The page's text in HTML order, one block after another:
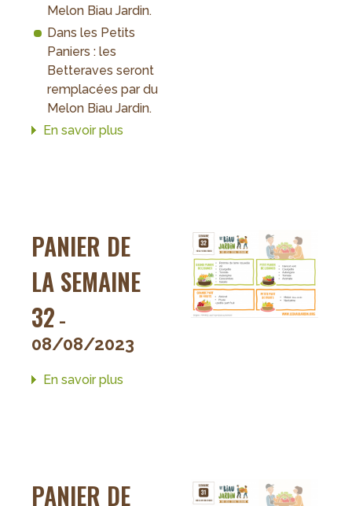
Melon Biau Jardin.
Dans les Petits
Paniers : les
Betteraves seront
remplacées par du
Melon Biau Jardin.
En savoir plus
de
Semaine
PANIER DE
LA SEMAINE
32 -
08/08/2023
En savoir plus
PANIER DE